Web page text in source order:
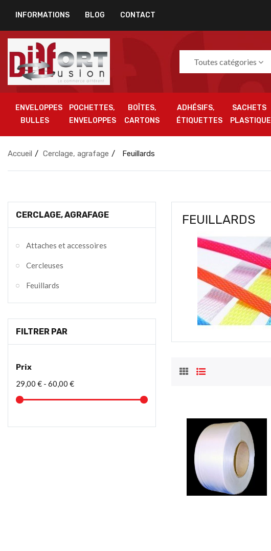
INFORMATIONS BLOG CONTACT
Toutes catégories
ENVELOPPES
BULLES
POCHETTES,
ENVELOPPES
BOÎTES,
CARTONS
ADHÉSIFS,
ÉTIQUETTES
SACHETS
PLASTIQUE
Accueil Cerclage, agrafage Feuillards
CERCLAGE, AGRAFAGE
Attaches et accessoires
Cercleuses
Feuillards
FILTRER PAR
Prix
29,00 € - 60,00 €
FEUILLARDS